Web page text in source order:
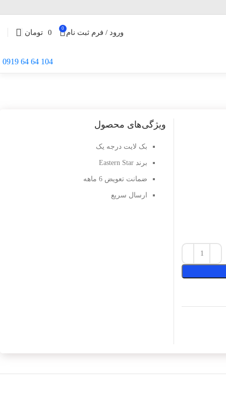
ورود / فرم ثبت نام 0
0 تومان
104 64 64 0919
ویژگی‌های محصول
بک لایت درجه یک
برند Eastern Star
ضمانت تعویض 6 ماهه
ارسال سریع